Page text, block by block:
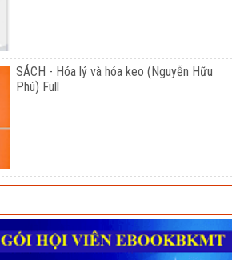
SÁCH - Hóa lý và hóa keo (Nguyễn Hữu
Phú) Full